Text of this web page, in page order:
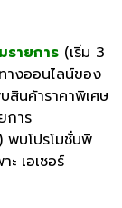
รายการ (เริ่ม 3
างออนไลน์ของ
สินค้าราคาพิเศษ
การ
พบโปรโมชั่นพิ
เอเซอร์